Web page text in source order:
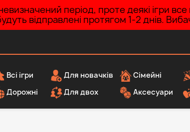
період, проте деякі ігри
відправлені протягом 1-2 днів.
Всі ігри Для новачків Сімейні
Дорожні
Для двох Аксесуари